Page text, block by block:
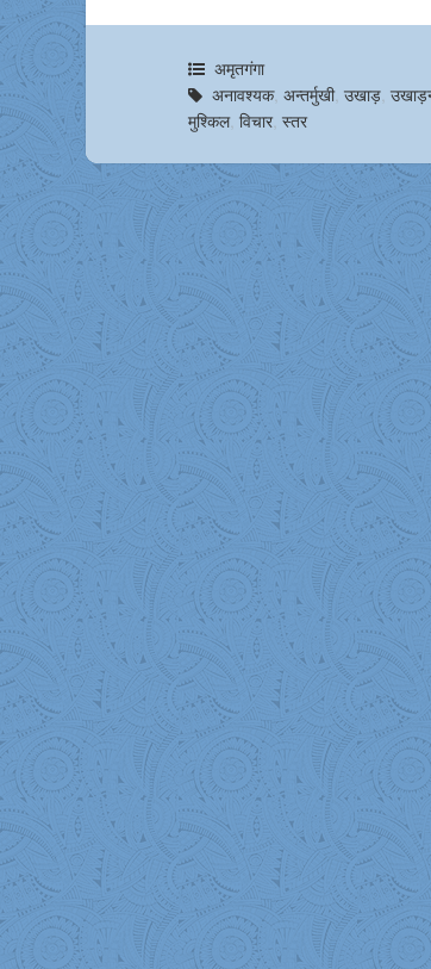
अमृतगंगा
अनावश्यक,अन्तर्मुखी,उखाड़ ,
मुश्किल,विचार,स्तर